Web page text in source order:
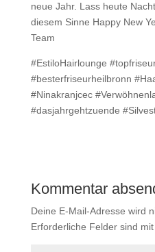
neue Jahr. Lass heute
diesem Sinne Happy New
Team
#EstiloHairlounge
#besterfriseurheilbronn
#Ninakranjcec
#dasjahrgehtzuende
Kommentar
Deine E-Mail-Adresse wird
Erforderliche Felder sind mit